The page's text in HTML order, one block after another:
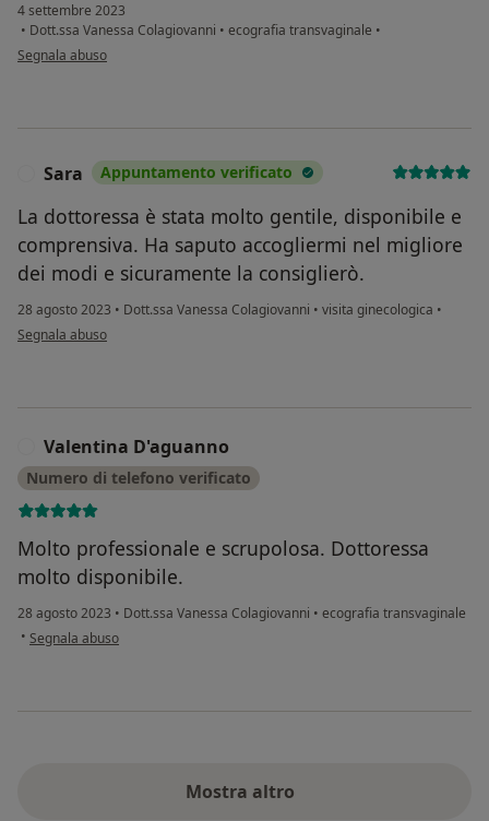
4 settembre 2023
• Dott.ssa Vanessa Colagiovanni • ecografia transvaginale •
secondo l'opinione dell'utente Pina
Segnala abuso
Sara Appuntamento verificato
La dottoressa è stata molto gentile, disponibile e
comprensiva. Ha saputo accogliermi nel migliore
dei modi e sicuramente la consiglierò.
28 agosto 2023 • Dott.ssa Vanessa Colagiovanni • visita ginecologica •
secondo l'opinione dell'utente Sara
Segnala abuso
Valentina D'aguanno
Numero di telefono verificato
Molto professionale e scrupolosa. Dottoressa
molto disponibile.
28 agosto 2023 • Dott.ssa Vanessa Colagiovanni • ecografia transvaginale
• secondo l'opinione dell'utente Valentina D'aguanno
Segnala abuso
Mostra altro